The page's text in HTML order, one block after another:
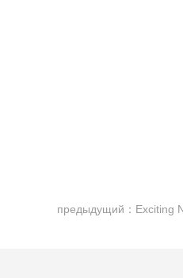
предыдущий：Exciting